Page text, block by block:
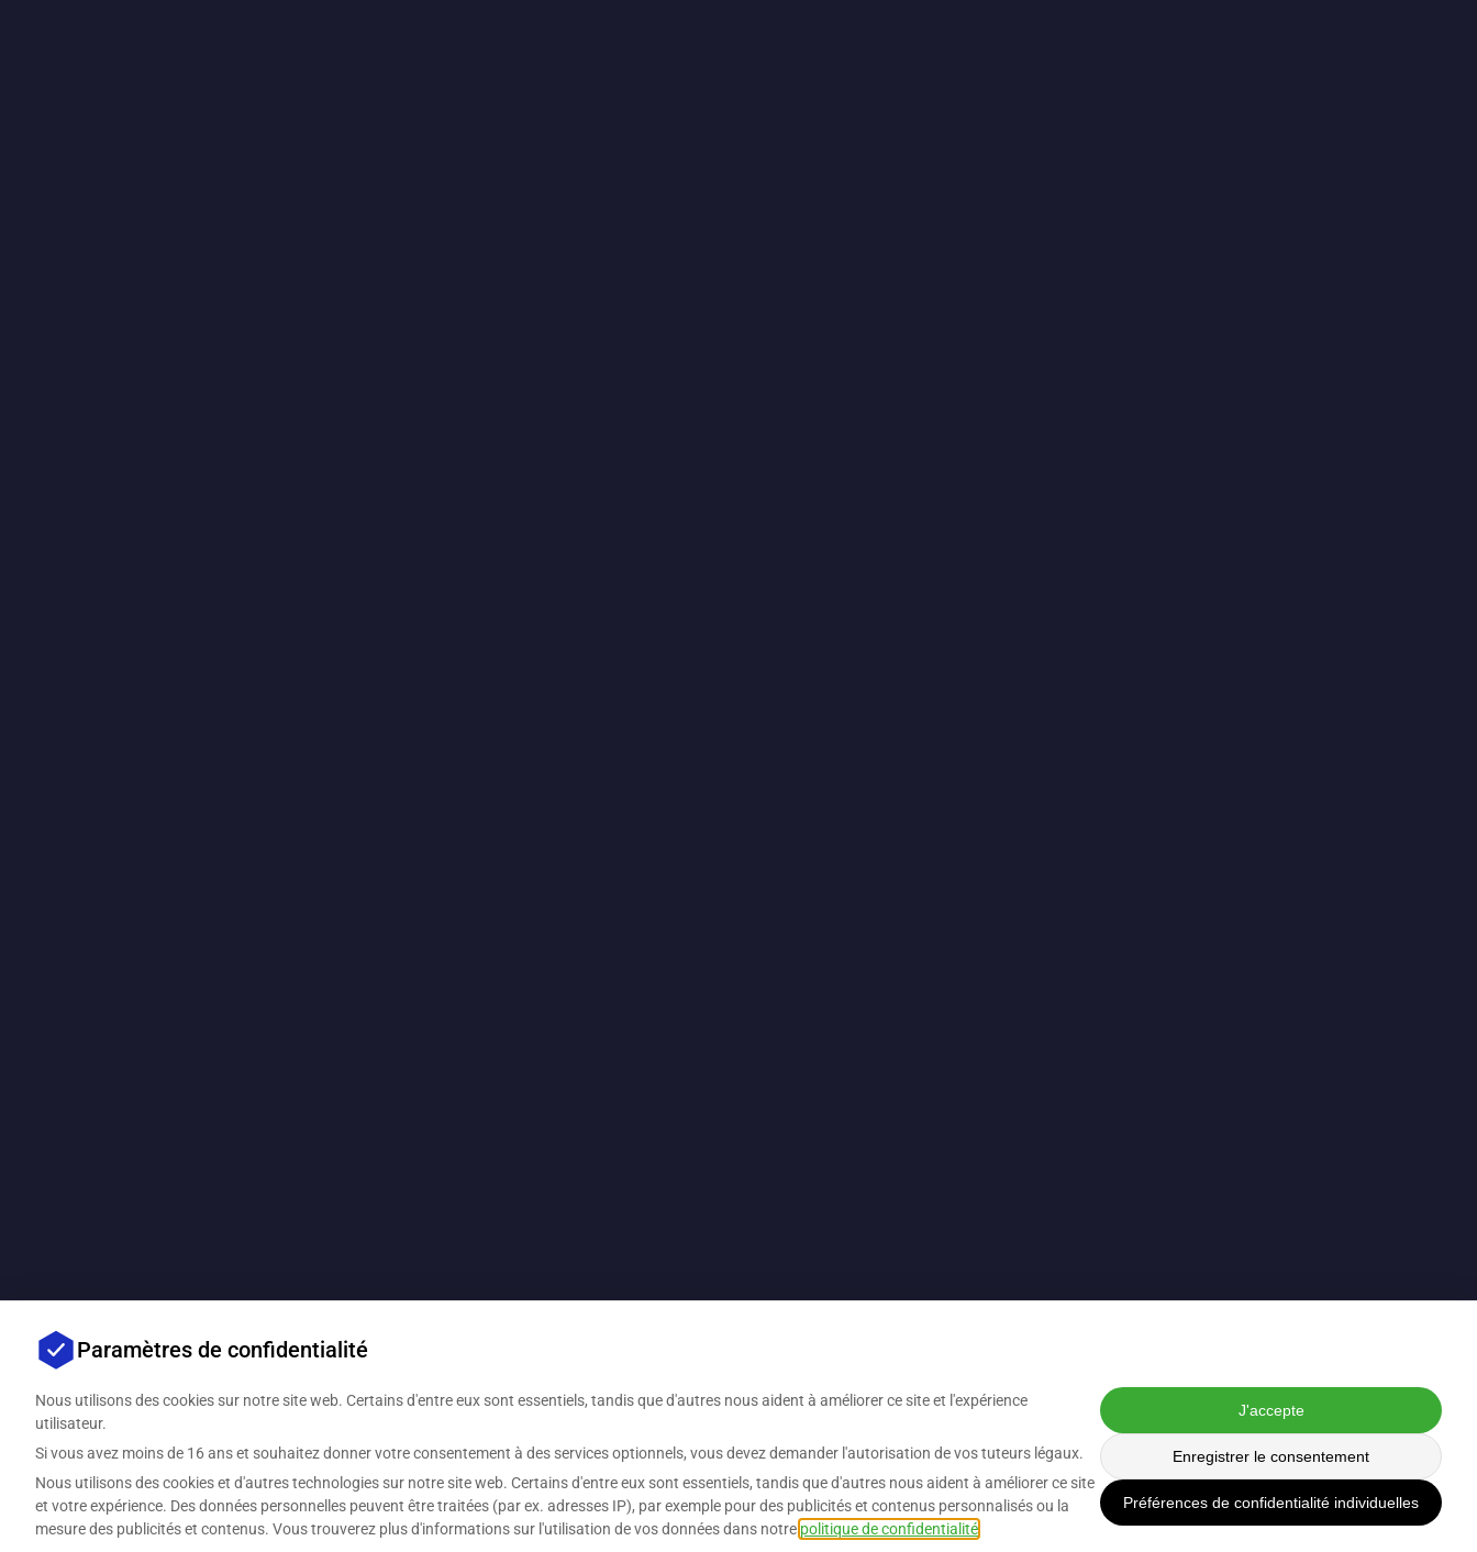
Paramètres de confidentialité
Nous utilisons des cookies sur notre site web. Certains d'entre eux sont essentiels, tandis que d'autres nous aident à améliorer ce site et l'expérience
utilisateur.
Si vous avez moins de 16 ans et souhaitez donner votre consentement à des services optionnels, vous devez demander l'autorisation de vos tuteurs légaux.
Nous utilisons des cookies et d'autres technologies sur notre site web. Certains d'entre eux sont essentiels, tandis que d'autres nous aident à améliorer ce site
et votre expérience. Des données personnelles peuvent être traitées (par ex. adresses IP), par exemple pour des publicités et contenus personnalisés ou la
mesure des publicités et contenus. Vous trouverez plus d'informations sur l'utilisation de vos données dans notre politique de confidentialité
J'accepte
Enregistrer le consentement
Préférences de confidentialité individuelles